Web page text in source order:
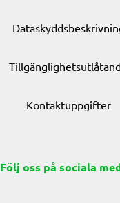
Kontaktuppgifter
Följ oss på sociala